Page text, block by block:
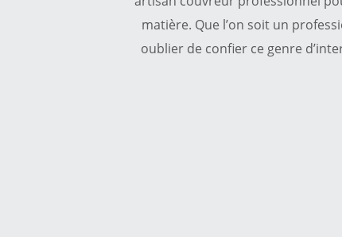
matière. Que l’on soit un
oublier de confier ce genre